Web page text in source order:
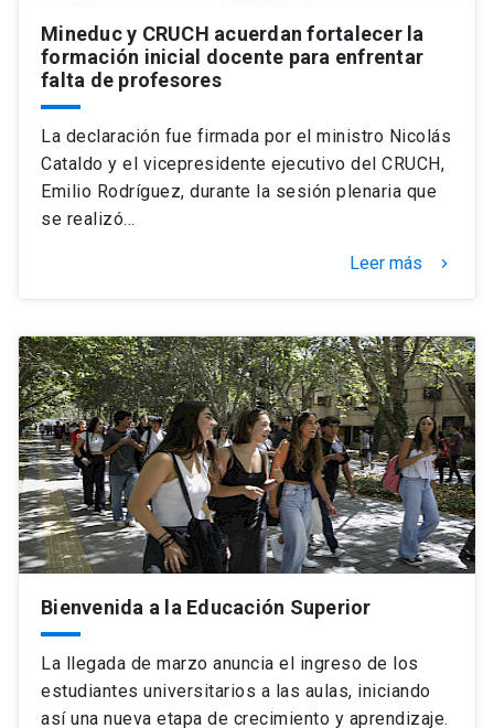
Mineduc y CRUCH acuerdan fortalecer la
formación inicial docente para enfrentar
falta de profesores
La declaración fue firmada por el ministro Nicolás
Cataldo y el vicepresidente ejecutivo del CRUCH,
Emilio Rodríguez, durante la sesión plenaria que
se realizó…
Leer más keyboard_arrow_right
Bienvenida a la Educación Superior
La llegada de marzo anuncia el ingreso de los
estudiantes universitarios a las aulas, iniciando
así una nueva etapa de crecimiento y aprendizaje.